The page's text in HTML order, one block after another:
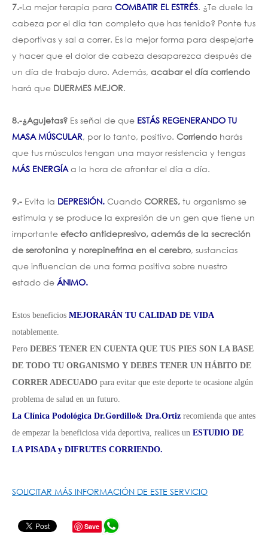
7.-La mejor terapia para COMBATIR EL ESTRÉS. ¿Te duele la
cabeza por el día tan completo que has tenido? Ponte tus
deportivas y sal a correr. Es la mejor forma para despejarte
y hacer que el dolor de cabeza desaparezca después de
un día de trabajo duro. Además, acabar el día corriendo
hará que DUERMES MEJOR.
8.-¿Agujetas? Es señal de que ESTÁS REGENERANDO TU
MASA MÚSCULAR, por lo tanto, positivo. Corriendo harás
que tus músculos tengan una mayor resistencia y tengas
MÁS ENERGÍAa la hora de afrontar el día a día.
9.- Evita la DEPRESIÓN. Cuando CORRES, tu organismo se
estimula y se produce la expresión de un gen que tiene un
importante efecto antidepresivo, además de la secreción
de serotonina y norepinefrina en el cerebro, sustancias
que influencian de una forma positiva sobre nuestro
estado de ÁNIMO.
Estos beneficios MEJORARÁN TU CALIDAD DE VIDA
notablemente.
Pero DEBES TENER EN CUENTA QUE TUS PIES SON LA BASE
DE TODO TU ORGANISMO Y DEBES TENER UN HÁBITO DE
CORRER ADECUADO para evitar que este deporte te ocasione algún
problema de salud en un futuro.
La Clínica Podológica Dr.Gordillo& Dra.Ortiz recomienda que antes
de empezar la beneficiosa vida deportiva, realices un ESTUDIO DE
LA PISADA y DIFRUTES CORRIENDO.
SOLICITAR MÁS INFORMACIÓN DE ESTE SERVICIO
Save